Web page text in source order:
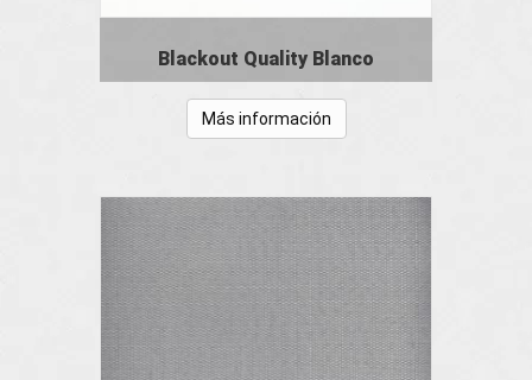
Blackout Quality Blanco
Más información